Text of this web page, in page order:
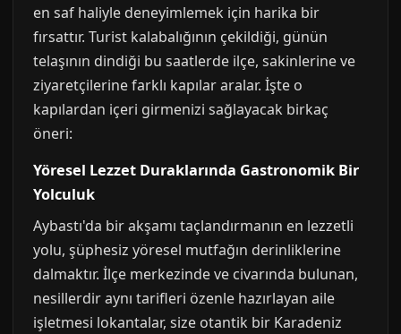
en saf haliyle deneyimlemek için harika bir
fırsattır. Turist kalabalığının çekildiği, günün
telaşının dindiği bu saatlerde ilçe, sakinlerine ve
ziyaretçilerine farklı kapılar aralar. İşte o
kapılardan içeri girmenizi sağlayacak birkaç
öneri:
Yöresel Lezzet Duraklarında Gastronomik Bir
Yolculuk
Aybastı'da bir akşamı taçlandırmanın en lezzetli
yolu, şüphesiz yöresel mutfağın derinliklerine
dalmaktır. İlçe merkezinde ve civarında bulunan,
nesillerdir aynı tarifleri özenle hazırlayan aile
işletmesi lokantalar, size otantik bir Karadeniz